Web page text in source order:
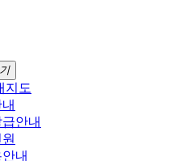
지도
안내
내